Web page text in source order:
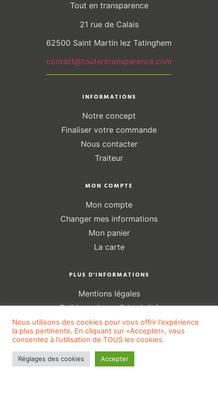
Tout en transparence
21 rue de Calais
62500 Saint Martin lez Tatinghem
contact@toutentransparence.com
INFORMATIONS
Notre concept
Finaliser votre commande
Nous contacter
Traiteur
MON COMPTE
Mon compte
Changer mes informations
Mon panier
La carte
PLUS D'INFORMATIONS
Mentions légales
Politique de confidentialité
Gestion des cookies
Conditions générales de ventes
Sitemap
Nous utilisons des cookies pour vous offrir l'expérience
la plus pertinente. En cliquant sur «Accepter», vous
consentez à l'utilisation de TOUS les cookies.
Réglages des cookies Accepter